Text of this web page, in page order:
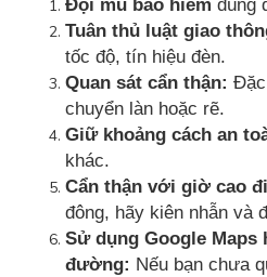
Đội mũ bảo hiểm đúng
Tuân thủ luật giao
tốc độ, tín hiệu đèn.
Quan sát cẩn thận: Đặc
chuyển làn hoặc rẽ.
Giữ khoảng cách an
khác.
Cẩn thận với giờ cao
đông, hãy kiên nhẫn và
Sử dụng Google Maps
đường: Nếu bạn chưa